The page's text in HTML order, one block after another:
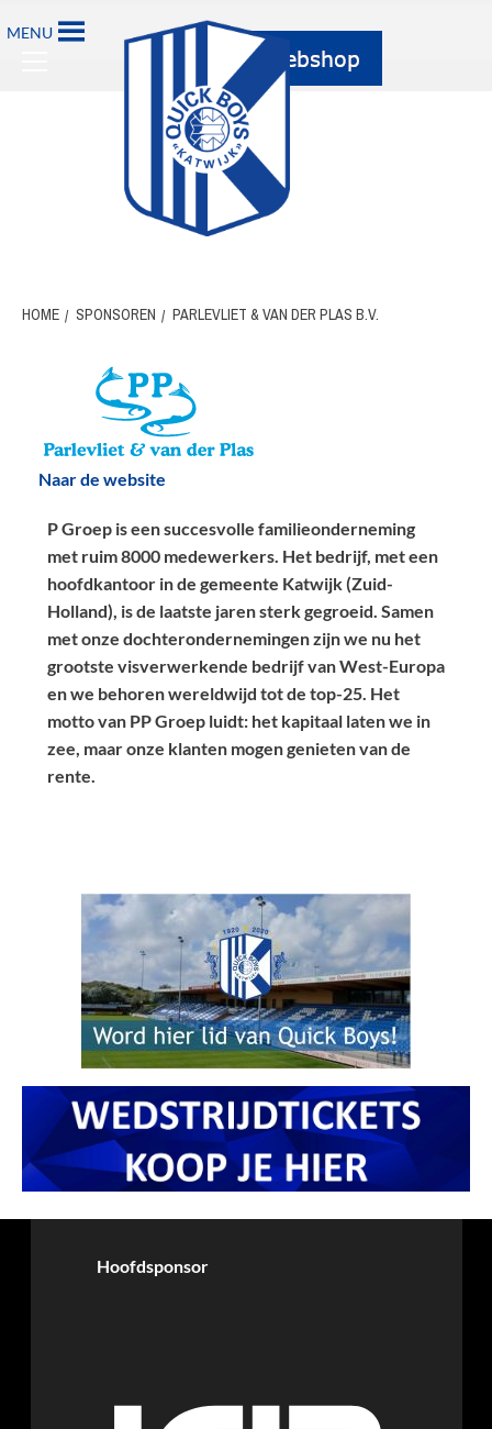
naar
MENU
Primary
HOME SPONSOREN PARLEVLIET & VAN DER PLAS B.V.
Naar de website
P Groep is een succesvolle familieonderneming
met ruim 8000 medewerkers. Het bedrijf, met een
hoofdkantoor in de gemeente Katwijk (Zuid-
Holland), is de laatste jaren sterk gegroeid. Samen
met onze dochterondernemingen zijn we nu het
grootste visverwerkende bedrijf van West-Europa
en we behoren wereldwijd tot de top-25. Het
motto van PP Groep luidt: het kapitaal laten we in
zee, maar onze klanten mogen genieten van de
rente.
Hoofdsponsor